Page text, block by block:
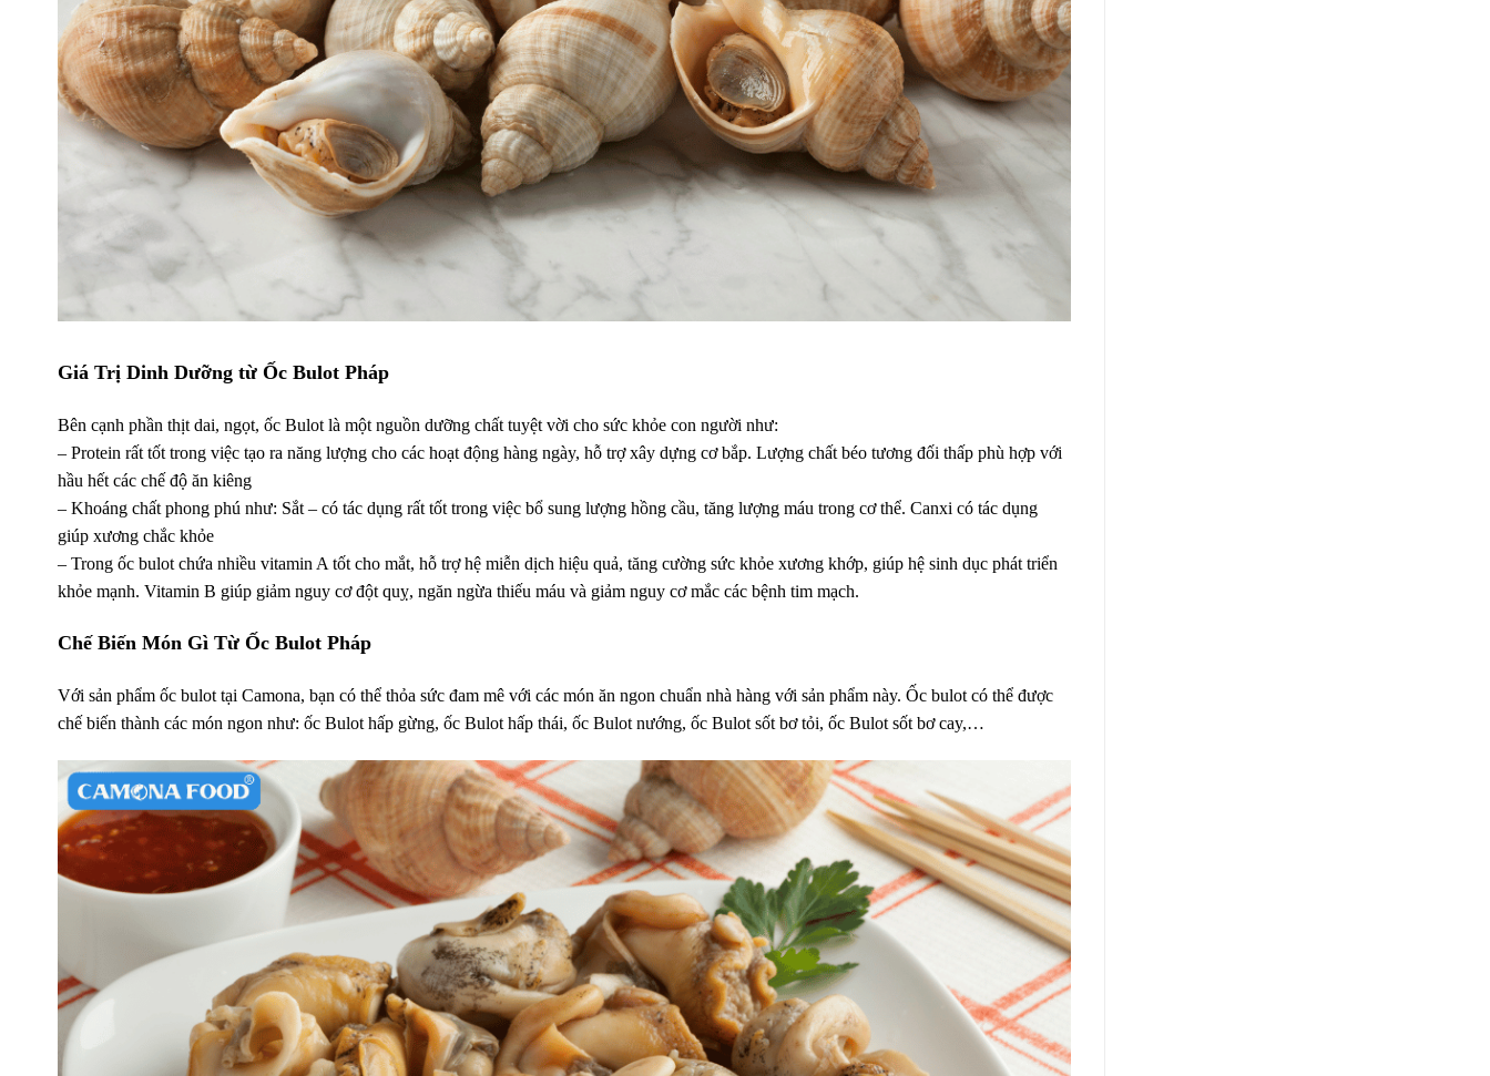
Giá Trị Dinh Dưỡng từ Ốc Bulot Pháp
Bên cạnh phần thịt dai, ngọt, ốc Bulot là một nguồn dưỡng chất tuyệt vời cho sức khỏe con người như:
– Protein rất tốt trong việc tạo ra năng lượng cho các hoạt động hàng ngày, hỗ trợ xây dựng cơ bắp. Lượng chất béo tương đối thấp phù hợp với
hầu hết các chế độ ăn kiêng
– Khoáng chất phong phú như: Sắt – có tác dụng rất tốt trong việc bổ sung lượng hồng cầu, tăng lượng máu trong cơ thể. Canxi có tác dụng
giúp xương chắc khỏe
– Trong ốc bulot chứa nhiều vitamin A tốt cho mắt, hỗ trợ hệ miễn dịch hiệu quả, tăng cường sức khỏe xương khớp, giúp hệ sinh dục phát triển
khỏe mạnh. Vitamin B giúp giảm nguy cơ đột quỵ, ngăn ngừa thiếu máu và giảm nguy cơ mắc các bệnh tim mạch.
Chế Biến Món Gì Từ Ốc Bulot Pháp
Với sản phẩm ốc bulot tại Camona, bạn có thể thỏa sức đam mê với các món ăn ngon chuẩn nhà hàng với sản phẩm này. Ốc bulot có thể được
chế biến thành các món ngon như: ốc Bulot hấp gừng, ốc Bulot hấp thái, ốc Bulot nướng, ốc Bulot sốt bơ tỏi, ốc Bulot sốt bơ cay,…